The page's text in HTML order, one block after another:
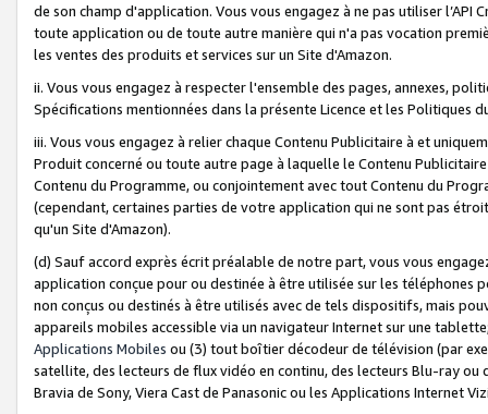
de son champ d'application. Vous vous engagez à ne pas utiliser l’API
toute application ou de toute autre manière qui n'a pas vocation
les ventes des produits et services sur un Site d'Amazon.
ii. Vous vous engagez à respecter l'ensemble des pages, annexes,
Spécifications mentionnées dans la présente Licence et les Politiques
iii. Vous vous engagez à relier chaque Contenu Publicitaire à et
Produit concerné ou toute autre page à laquelle le Contenu
Contenu du Programme, ou conjointement avec tout Contenu du
(cependant, certaines parties de votre application qui ne sont pas
qu'un Site d'Amazon).
(d) Sauf accord exprès écrit préalable de notre part, vous vous
application conçue pour ou destinée à être utilisée sur les téléphones
non conçus ou destinés à être utilisés avec de tels dispositifs, mais
appareils mobiles accessible via un navigateur Internet sur une
Applications Mobiles ou (3) tout boîtier décodeur de télévision (par
satellite, des lecteurs de flux vidéo en continu, des lecteurs Blu-ray
Bravia de Sony, Viera Cast de Panasonic ou les Applications Internet